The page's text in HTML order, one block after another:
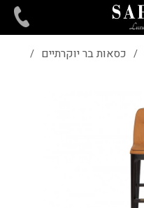
/ כסאות בר יוקרתיים /